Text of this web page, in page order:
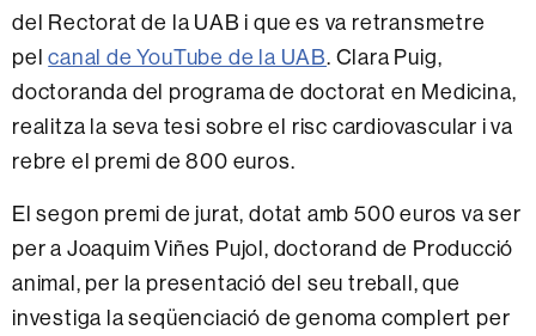
del Rectorat de la UAB i que es va retransmetre
pelcanal de YouTube de la UAB. Clara Puig,
doctoranda del programa de doctorat en Medicina,
realitza la seva tesi sobre el risc cardiovascular i va
rebre el premi de 800 euros.
El segon premi de jurat, dotat amb 500 euros va ser
per a Joaquim Viñes Pujol, doctorand de Producció
animal, per la presentació del seu treball, que
investiga la seqüenciació de genoma complert per